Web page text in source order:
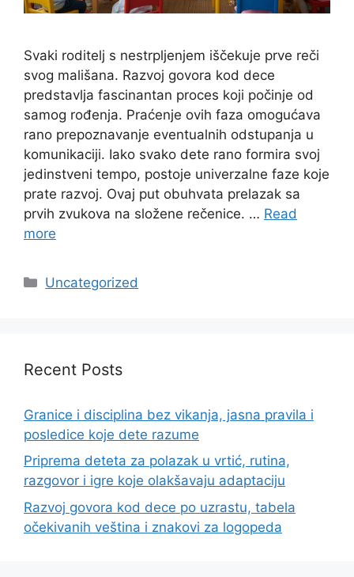
Svaki roditelj s nestrpljenjem iščekuje prve reči
svog mališana. Razvoj govora kod dece
predstavlja fascinantan proces koji počinje od
samog rođenja. Praćenje ovih faza omogućava
rano prepoznavanje eventualnih odstupanja u
komunikaciji. Iako svako dete rano formira svoj
jedinstveni tempo, postoje univerzalne faze koje
prate razvoj. Ovaj put obuhvata prelazak sa
prvih zvukova na složene rečenice. … Read
more
Categories
Uncategorized
Recent Posts
Granice i disciplina bez vikanja, jasna pravila i
posledice koje dete razume
Priprema deteta za polazak u vrtić, rutina,
razgovor i igre koje olakšavaju adaptaciju
Razvoj govora kod dece po uzrastu, tabela
očekivanih veština i znakovi za logopeda